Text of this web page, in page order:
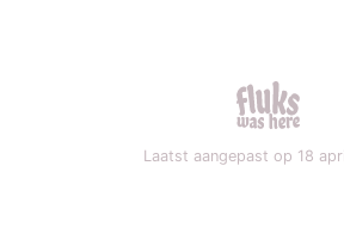
fluks
Laatst aangepast op 18